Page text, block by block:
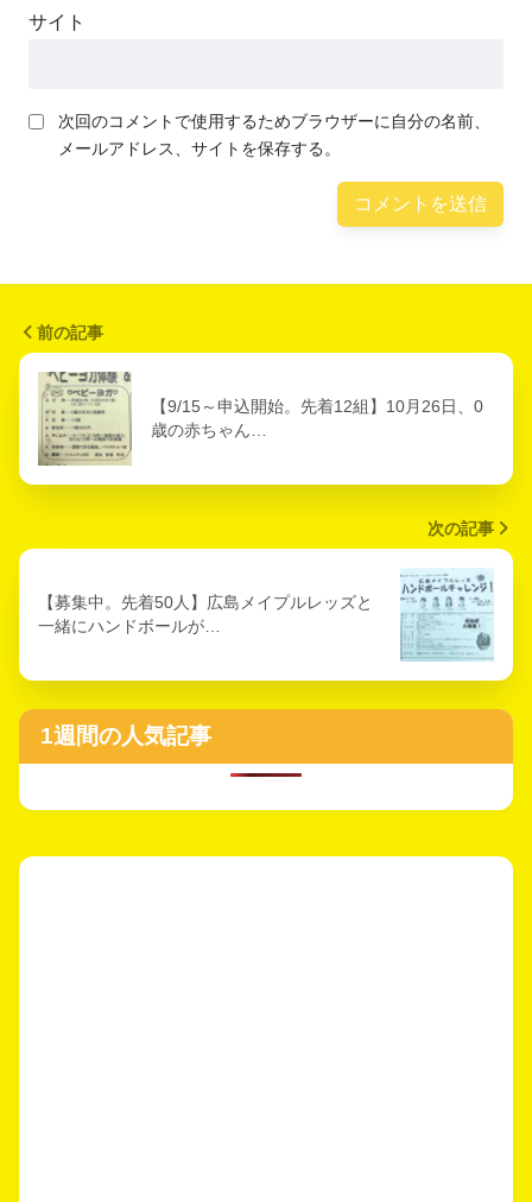
サイト
次回のコメントで使用するためブラウザーに自分の名前、
メールアドレス、サイトを保存する。
前の記事
【9/15～申込開始。先着12組】10月26日、0
歳の赤ちゃん…
次の記事
【募集中。先着50人】広島メイプルレッズと
一緒にハンドボールが…
1週間の人気記事